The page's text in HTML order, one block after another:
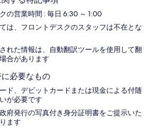
の営業時間 : 毎日 6:30 ～ 1:00
は、フロントデスクのスタッフは不在とな
れた情報は、自動翻訳ツールを使用して翻
合があります
必要なもの
ド、デビットカードまたは現金による付随
が必要です
府発行の写真付き身分証明書をご提示いた
ます